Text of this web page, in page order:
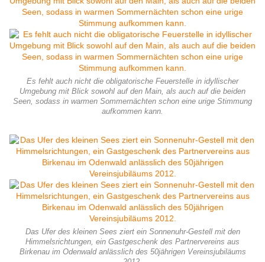
Es fehlt auch nicht die obligatorische Feuerstelle in idyllischer
Umgebung mit Blick sowohl auf den Main, als auch auf die beiden
Seen, sodass in warmen Sommernächten schon eine urige Stimmung
aufkommen kann.
Das Ufer des kleinen Sees ziert ein Sonnenuhr-Gestell mit den
Himmelsrichtungen, ein Gastgeschenk des Partnervereins aus
Birkenau im Odenwald anlässlich des 50jährigen Vereinsjubiläums